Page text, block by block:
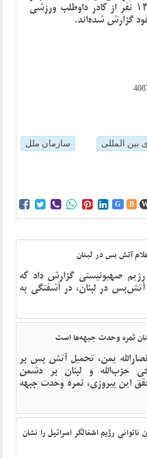
اعضای فدراسیون‌های ورزشی و ۱۴۲ نفر از کادر داوطلب ورزشی
بین المللی
سازمان ملل
      G B
آتش بس در لبنان
رژیم صهیونیستی گزارش داد که
در لبنان، در آشفتگی به
ثمره وحدت جبهه‌ها است
یمن، تحمیل آتش بس بر
حزب‌الله و لبنان بر دشمن
این پیروزی، ثمره وحدت جبهه
رژیم اشغالگر اسرائیل را نشان